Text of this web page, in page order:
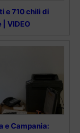
e 710 chili di
VIDEO
e Campania: